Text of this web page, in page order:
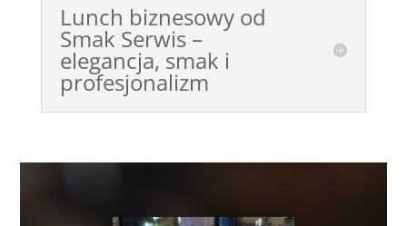
Lunch biznesowy od
Smak Serwis –
elegancja, smak i
profesjonalizm